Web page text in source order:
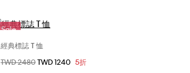
Sale
XXS
經典標誌 T 恤
價格扣減從
TWD 2480至
TWD 1240 5折